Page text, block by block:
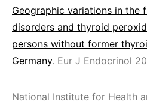
Geographic variations in the
disorders and thyroid
persons without former
Germany. Eur J Endocrinol
National Institute for Health